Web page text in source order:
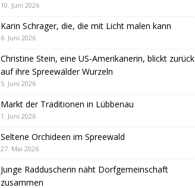
10. Juni 2026
Karin Schrager, die, die mit Licht malen kann
6. Juni 2026
Christine Stein, eine US-Amerikanerin, blickt zurück
auf ihre Spreewälder Wurzeln
5. Juni 2026
Markt der Traditionen in Lübbenau
1. Juni 2026
Seltene Orchideen im Spreewald
27. Mai 2026
Junge Radduscherin näht Dorfgemeinschaft
zusammen